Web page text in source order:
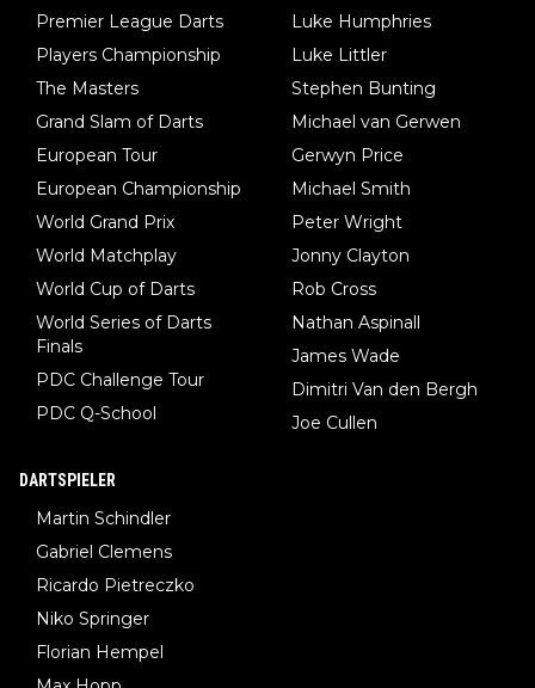
Premier League Darts
Players Championship
The Masters
Grand Slam of Darts
European Tour
European Championship
World Grand Prix
World Matchplay
World Cup of Darts
World Series of Darts
Finals
PDC Challenge Tour
PDC Q-School
Luke Humphries
Luke Littler
Stephen Bunting
Michael van Gerwen
Gerwyn Price
Michael Smith
Peter Wright
Jonny Clayton
Rob Cross
Nathan Aspinall
James Wade
Dimitri Van den Bergh
Joe Cullen
DARTSPIELER
Martin Schindler
Gabriel Clemens
Ricardo Pietreczko
Niko Springer
Florian Hempel